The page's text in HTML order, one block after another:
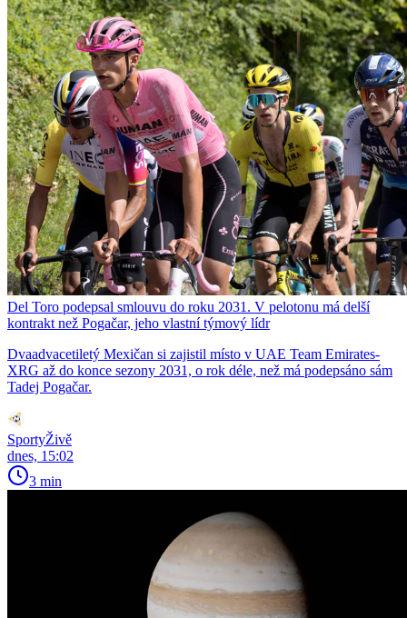
Del Toro podepsal smlouvu do roku 2031. V pelotonu má delší
kontrakt než Pogačar, jeho vlastní týmový lídr
Dvaadvacetiletý Mexičan si zajistil místo v UAE Team Emirates-
XRG až do konce sezony 2031, o rok déle, než má podepsáno sám
Tadej Pogačar.
SportyŽivě
dnes, 15:02
3 min